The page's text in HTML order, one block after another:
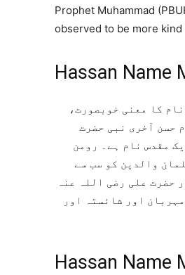
Prophet Muhammad
observed to be more
Hassan Name
کا معنی خوبصورت،
حسن آخری نبی حضرت
مقدس نام ہے۔ رومن
والدین کو سب سے
حضرت علی رضی اللہ عنہ
اور شائستہ اور
Hassan Name